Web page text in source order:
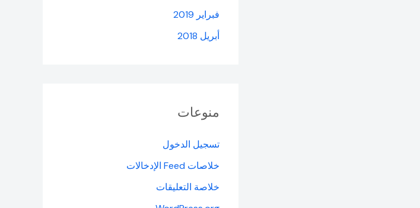
فبراير 2019
أبريل 2018
منوعات
تسجيل الدخول
خلاصات Feed الإدخالات
خلاصة التعليقات